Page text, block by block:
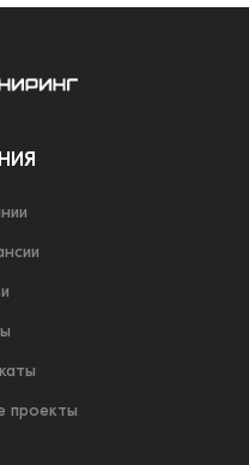
проекты